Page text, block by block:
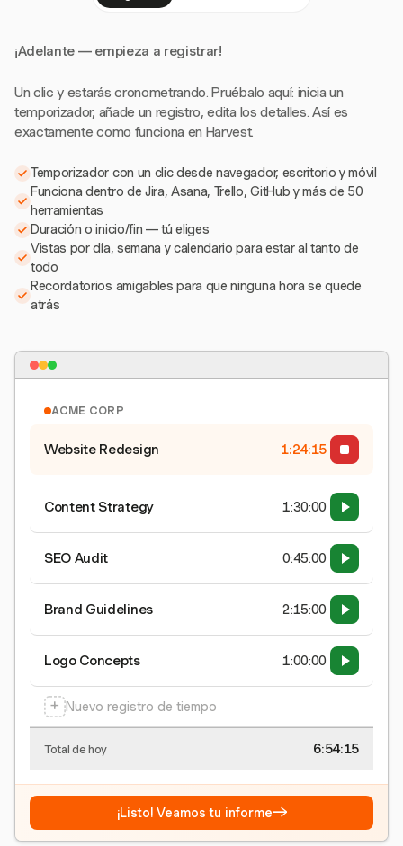
¡Adelante — empieza a registrar!
Un clic y estarás cronometrando. Pruébalo aquí: inicia un
temporizador, añade un registro, edita los detalles. Así es
exactamente como funciona en Harvest.
Temporizador con un clic desde navegador, escritorio y móvil
Funciona dentro de Jira, Asana, Trello, GitHub y más de 50
herramientas
Duración o inicio/fin — tú eliges
Vistas por día, semana y calendario para estar al tanto de
todo
Recordatorios amigables para que ninguna hora se quede
atrás
ACME CORP
Website Redesign 1:24:15
Content Strategy 1:30:00
SEO Audit 0:45:00
Brand Guidelines 2:15:00
Logo Concepts 1:00:00
+ Nuevo registro de tiempo
Total de hoy 6:54:15
¡Listo! Veamos tu informe→